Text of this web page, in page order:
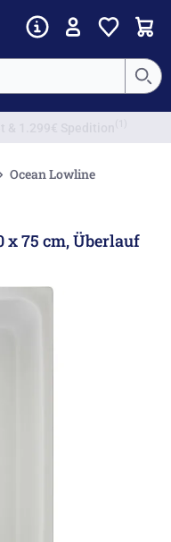
Ocean Lowline
x 75 cm, Überlauf